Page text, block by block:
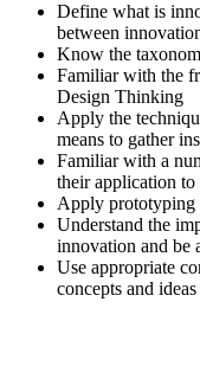
Define what is
between
Know the
Familiar with the
Design Thinking
Apply the
means to gather
Familiar with a
their application to
Apply prototyping
Understand the
innovation and be
Use appropriate
concepts and ideas